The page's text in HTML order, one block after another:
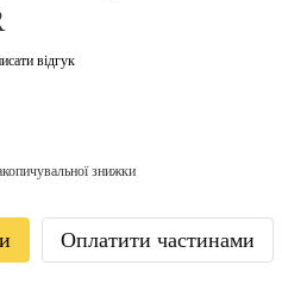
відгук
знижки
Оплатити частинами